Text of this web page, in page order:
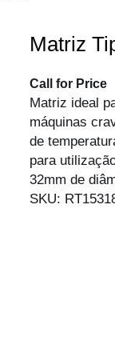
Matriz
Call for Price
Matriz ideal
máquinas
de
para
32mm de
SKU: